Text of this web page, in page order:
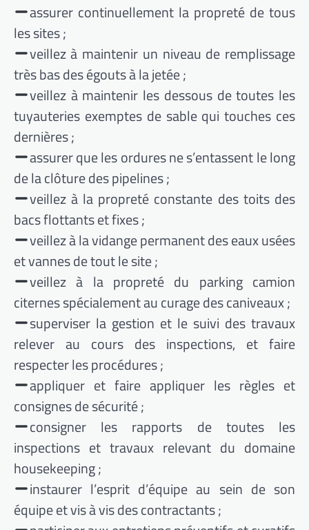
assurer continuellement la propreté de tous
les sites ;
veillez à maintenir un niveau de remplissage
très bas des égouts à la jetée ;
veillez à maintenir les dessous de toutes les
tuyauteries exemptes de sable qui touches ces
dernières ;
assurer que les ordures ne s’entassent le long
de la clôture des pipelines ;
veillez à la propreté constante des toits des
bacs flottants et fixes ;
veillez à la vidange permanent des eaux usées
et vannes de tout le site ;
veillez à la propreté du parking camion
citernes spécialement au curage des caniveaux ;
superviser la gestion et le suivi des travaux
relever au cours des inspections, et faire
respecter les procédures ;
appliquer et faire appliquer les règles et
consignes de sécurité ;
consigner les rapports de toutes les
inspections et travaux relevant du domaine
housekeeping ;
instaurer l’esprit d’équipe au sein de son
équipe et vis à vis des contractants ;